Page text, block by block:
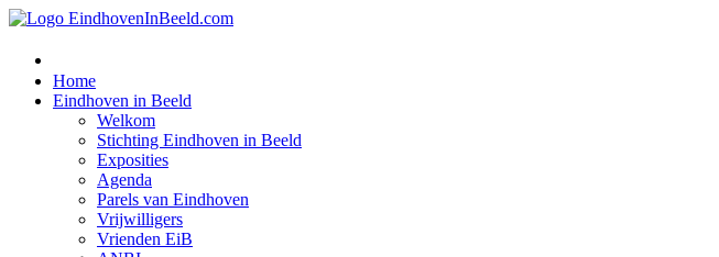
Home
Eindhoven in Beeld
Welkom
Stichting Eindhoven in Beeld
Exposities
Agenda
Parels van Eindhoven
Vrijwilligers
Vrienden EiB